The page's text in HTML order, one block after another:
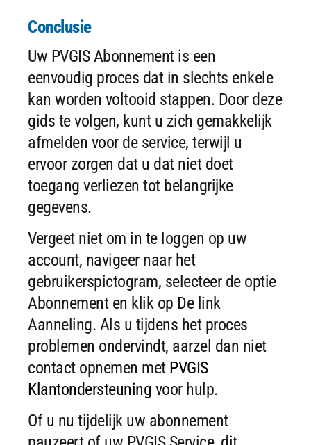
Conclusie
Uw PVGIS Abonnement is een
eenvoudig proces dat in slechts enkele
kan worden voltooid stappen. Door deze
gids te volgen, kunt u zich gemakkelijk
afmelden voor de service, terwijl u
ervoor zorgen dat u dat niet doet
toegang verliezen tot belangrijke
gegevens.
Vergeet niet om in te loggen op uw
account, navigeer naar het
gebruikerspictogram, selecteer de optie
Abonnement en klik op De link
Aanneling. Als u tijdens het proces
problemen ondervindt, aarzel dan niet
contact opnemen met PVGIS
Klantondersteuning voor hulp.
Of u nu tijdelijk uw abonnement